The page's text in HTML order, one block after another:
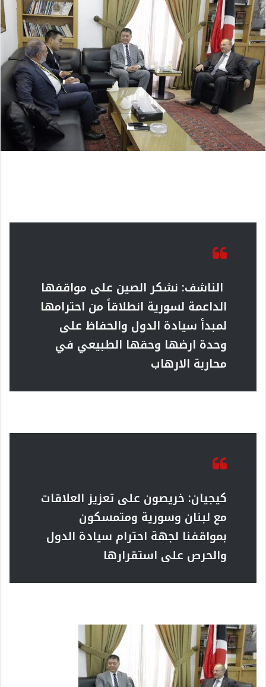
الناشف: نشكر الصين على مواقفها
الداعمة لسورية انطلاقاً من احترامها
لمبدأ سيادة الدول والحفاظ على
وحدة ارضها وحقها الطبيعي في
محاربة الارهاب
كيجيان: خريصون على تعزيز العلاقات
مع لبنان وسورية ومتمسكون
بمواقفنا لجهة احترام سيادة الدول
والحرص على استقرارها